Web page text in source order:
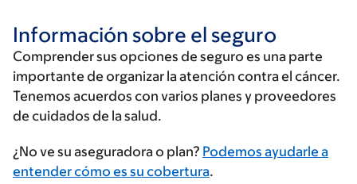
Información sobre el seguro
Comprender sus opciones de seguro es una parte
importante de organizar la atención contra el cáncer.
Tenemos acuerdos con varios planes y proveedores
de cuidados de la salud.
Ingrese
su
¿No ve su aseguradora o plan? Podemos ayudarle a
entender cómo es su cobertura.